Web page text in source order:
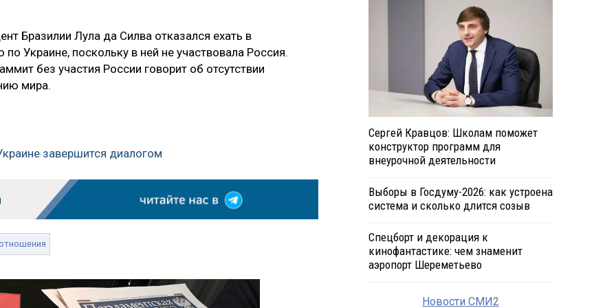
Бразилии Лула да Силва отказался ехать в
Украине, поскольку в ней не участвовала Россия.
без участия России говорит об отсутствии
мира.
завершится диалогом
Сергей Кравцов: Школам поможет
конструктор программ для
внеурочной деятельности
Выборы в Госдуму-2026: как устроена
система и сколько длится созыв
Спецборт и декорация к
кинофантастике: чем знаменит
аэропорт Шереметьево
Новости СМИ2